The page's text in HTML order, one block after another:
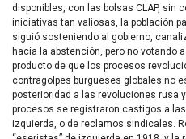
disponibles, con las bolsas CLAP, sin
iniciativas tan valiosas, la población
siguió sosteniendo al gobierno,
hacia la abstención, pero no votando
producto de que los procesos
contragolpes burgueses globales no
posterioridad a las revoluciones rusa
procesos se registraron castigos a
izquierda, o de reclamos sindicales.